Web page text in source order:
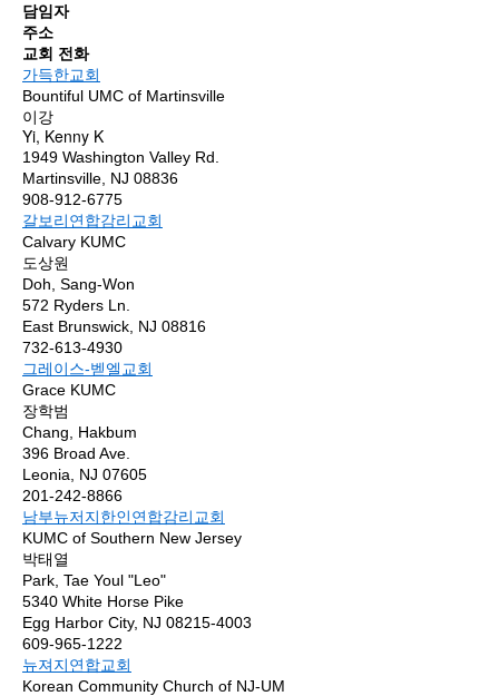
담임자
주소
교회 전화
가득한교회
Bountiful UMC of Martinsville
이강
Yi, Kenny K
1949 Washington Valley Rd.
Martinsville, NJ 08836
908-912-6775
갈보리연합감리교회
Calvary KUMC
도상원
Doh, Sang-Won
572 Ryders Ln.
East Brunswick, NJ 08816
732-613-4930
그레이스-벧엘교회
Grace KUMC
장학범
Chang, Hakbum
396 Broad Ave.
Leonia, NJ 07605
201-242-8866
남부뉴저지한인연합감리교회
KUMC of Southern New Jersey
박태열
Park, Tae Youl "Leo"
5340 White Horse Pike
Egg Harbor City, NJ 08215-4003
609-965-1222
뉴져지연합교회
Korean Community Church of NJ-UM